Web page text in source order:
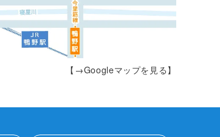
【→Googleマップを見る】